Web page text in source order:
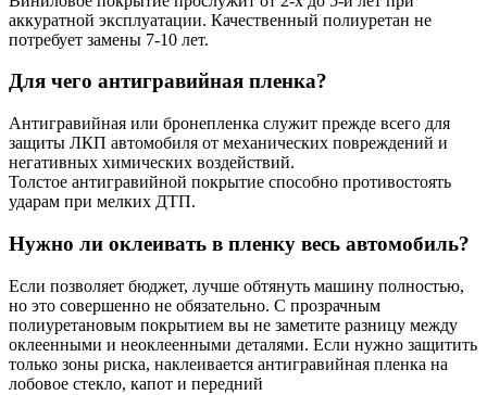
аккуратной эксплуатации. Качественный полиуретан не
потребует замены 7-10 лет.
Для чего антигравийная пленка?
Антигравийная или бронепленка служит прежде всего для
защиты ЛКП автомобиля от механических повреждений и
негативных химических воздействий.
Толстое антигравийной покрытие способно противостоять
ударам при мелких ДТП.
Нужно ли оклеивать в пленку весь автомобиль?
Если позволяет бюджет, лучше обтянуть машину полностью,
но это совершенно не обязательно. С прозрачным
полиуретановым покрытием вы не заметите разницу между
оклеенными и неоклеенными деталями. Если нужно защитить
только зоны риска, наклеивается антигравийная пленка на
лобовое стекло, капот и передний